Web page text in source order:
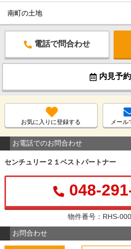
南町の土地
電話で問合わせ
内見予約
お気に入りに登録する メール
お電話でのお問合わせ
センチュリー２１ベストパートナー
048-
物件番号：RHS-
お問合わせ